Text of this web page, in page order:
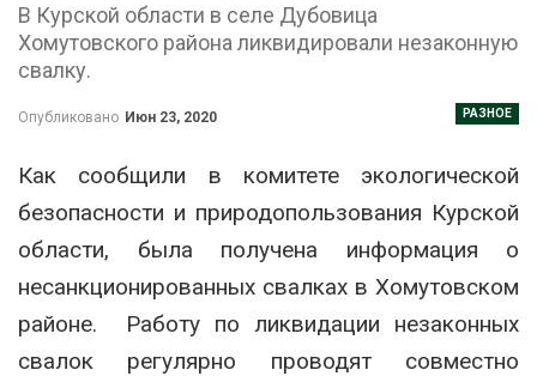
В Курской области в селе Дубовица
Хомутовского района ликвидировали незаконную
свалку.
РАЗНОЕ
Опубликовано Июн 23, 2020
Как сообщили в комитете экологической
безопасности и природопользования Курской
области, была получена информация о
несанкционированных свалках в Хомутовском
районе. Работу по ликвидации незаконных
свалок регулярно проводят совместно